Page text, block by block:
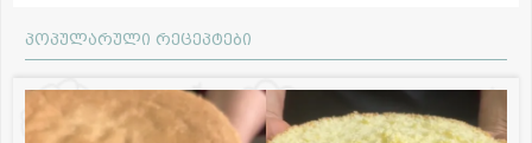
პოპულარული რეცეპტები